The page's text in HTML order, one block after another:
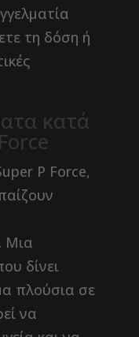
τη δόση ή
κατά
P Force,
Μια
δίνει
πλούσια σε
να